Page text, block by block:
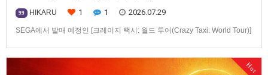
99 HIKARU 1 1 2026.07.29
SEGA에서 발매 예정인 [크레이지 택시: 월드 투어(Crazy Taxi: World Tour)]
Hot